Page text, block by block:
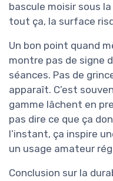
bascule moisir sous
tout ça, la surface
Un bon point quand
montre pas de signe
séances. Pas de
apparaît. C’est
gamme lâchent en
pas dire ce que ça
l’instant, ça inspire
un usage amateur
Conclusion sur la